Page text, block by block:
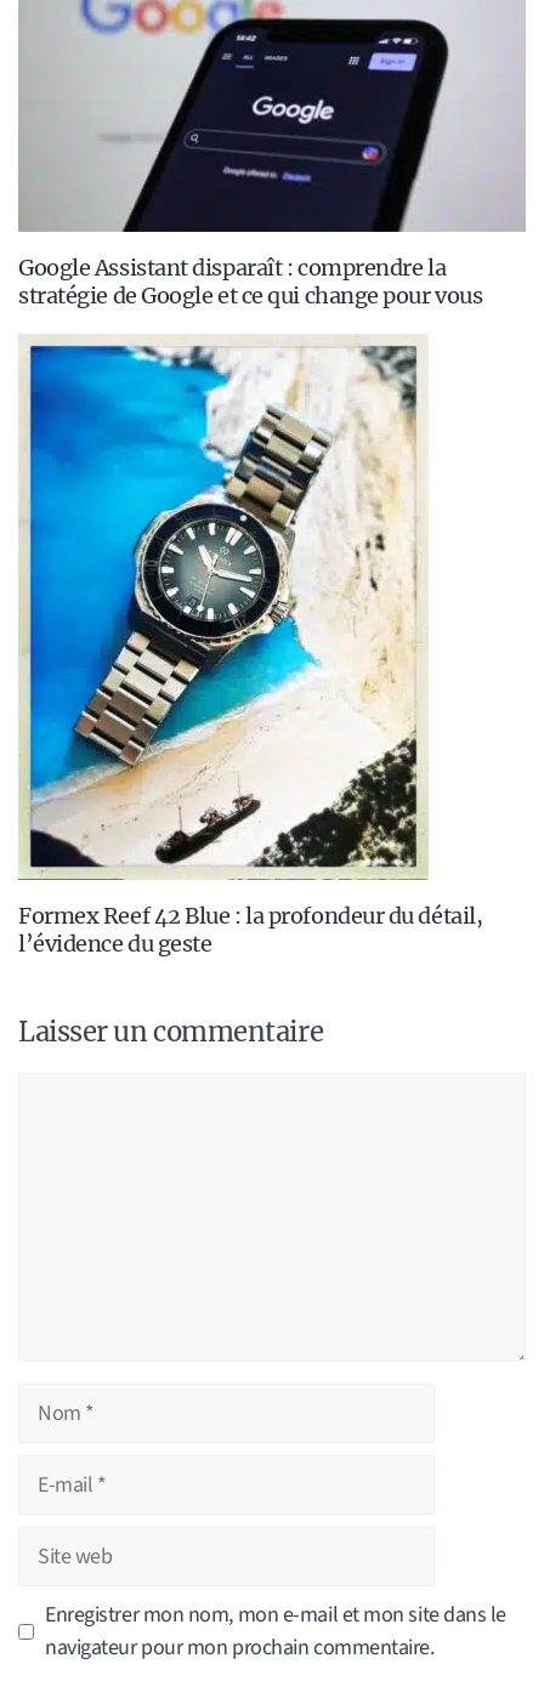
Google Assistant disparaît : comprendre la
stratégie de Google et ce qui change pour vous
Formex Reef 42 Blue : la profondeur du détail,
l’évidence du geste
Laisser un commentaire
Nom
Site
web
Enregistrer mon nom, mon e-mail et mon site dans le
navigateur pour mon prochain commentaire.